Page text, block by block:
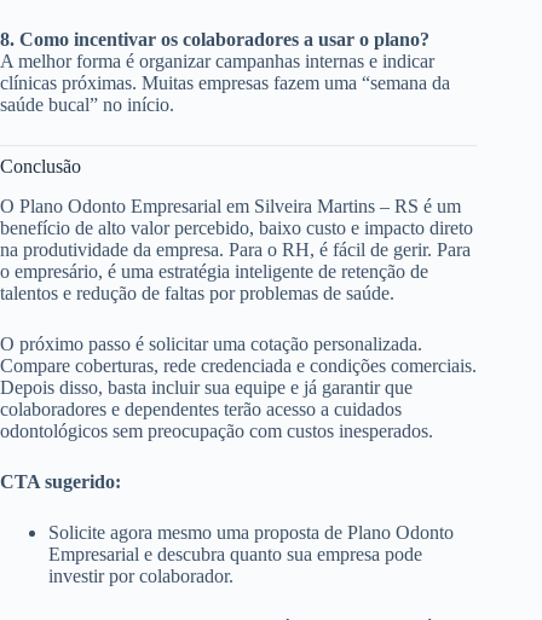
8. Como incentivar os colaboradores a usar o plano?
A melhor forma é organizar campanhas internas e indicar
clínicas próximas. Muitas empresas fazem uma “semana da
saúde bucal” no início.
Conclusão
O Plano Odonto Empresarial em Silveira Martins – RS é um
benefício de alto valor percebido, baixo custo e impacto direto
na produtividade da empresa. Para o RH, é fácil de gerir. Para
o empresário, é uma estratégia inteligente de retenção de
talentos e redução de faltas por problemas de saúde.
O próximo passo é solicitar uma cotação personalizada.
Compare coberturas, rede credenciada e condições comerciais.
Depois disso, basta incluir sua equipe e já garantir que
colaboradores e dependentes terão acesso a cuidados
odontológicos sem preocupação com custos inesperados.
CTA sugerido:
Solicite agora mesmo uma proposta de Plano Odonto
Empresarial e descubra quanto sua empresa pode
investir por colaborador.